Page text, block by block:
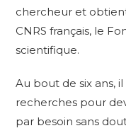
chercheur et
CNRS français, le
scientifique.
Au bout de six ans,
recherches pour
par besoin sans